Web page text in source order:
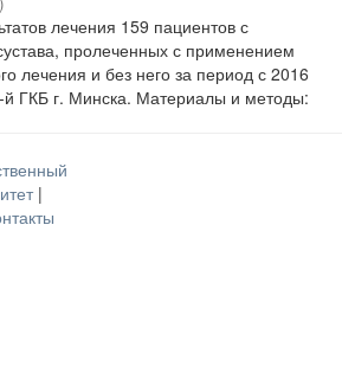
лечения 159 пациентов с
пролеченных с применением
лечения и без него за период с 2016
й ГКБ г. Минска. Материалы и методы:
|